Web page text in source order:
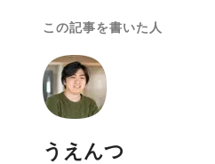
この記事を書いた人
うえんつ